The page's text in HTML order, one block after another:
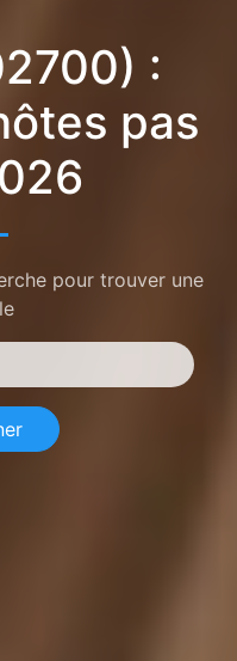
:
pas
pour trouver une